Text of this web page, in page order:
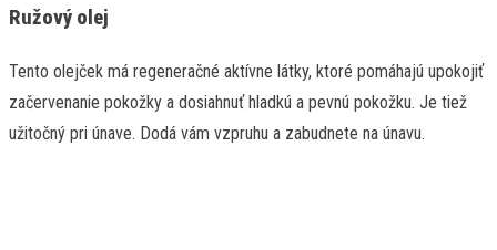
Ružový olej
Tento olejček má regeneračné aktívne látky, ktoré pomáhajú upokojiť
začervenanie pokožky a dosiahnuť hladkú a pevnú pokožku. Je tiež
užitočný pri únave. Dodá vám vzpruhu a zabudnete na únavu.